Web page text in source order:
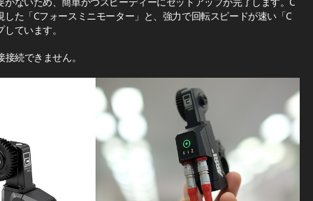
た「Cフォースミニモーター」と、強力で回転スピードが速い「C
ています。
続できません。